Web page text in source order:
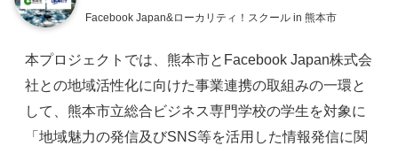
Facebook Japan&ローカリティ！スクール in 熊本市
本プロジェクトでは、熊本市とFacebook Japan株式会
社との地域活性化に向けた事業連携の取組みの一環と
して、熊本市立総合ビジネス専門学校の学生を対象に
「地域魅力の発信及びSNS等を活用した情報発信に関